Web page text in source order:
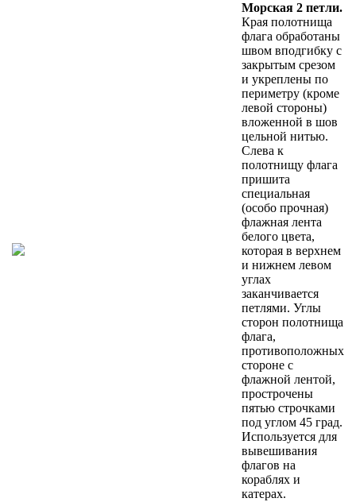
Морская 2 петли.
Края полотнища
флага обработаны
швом вподгибку с
закрытым срезом
и укреплены по
периметру (кроме
левой стороны)
вложенной в шов
цельной нитью.
Слева к
полотнищу флага
пришита
специальная
(особо прочная)
флажная лента
белого цвета,
которая в верхнем
и нижнем левом
углах
заканчивается
петлями. Углы
сторон полотнища
флага,
противоположных
стороне с
флажной лентой,
прострочены
пятью строчками
под углом 45 град.
Используется для
вывешивания
флагов на
кораблях и
катерах.